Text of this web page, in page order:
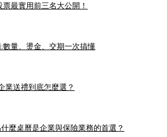
最實用前三名大公開！
量、燙金、交期一次搞懂
業送禮到底怎麼選？
麼桌曆是企業與保險業務的首選？